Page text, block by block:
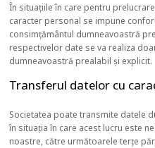
În situațiile în care pentru
caracter personal se impune
consimțământul dumneavoastră
respectivelor date se va realiza
dumneavoastră prealabil și explicit.
Transferul datelor cu
Societatea poate transmite datele
în situația în care acest lucru este
noastre, către următoarele terțe